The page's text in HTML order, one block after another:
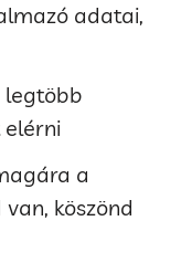
adatai,
legtöbb
a
köszönd